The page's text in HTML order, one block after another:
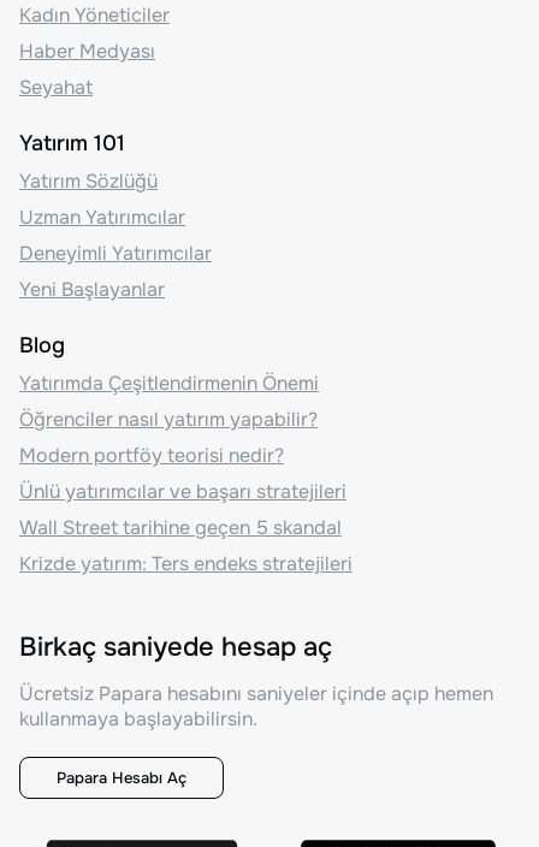
Kadın Yöneticiler
Haber Medyası
Seyahat
Yatırım 101
Yatırım Sözlüğü
Uzman Yatırımcılar
Deneyimli Yatırımcılar
Yeni Başlayanlar
Blog
Yatırımda Çeşitlendirmenin Önemi
Öğrenciler nasıl yatırım yapabilir?
Modern portföy teorisi nedir?
Ünlü yatırımcılar ve başarı stratejileri
Wall Street tarihine geçen 5 skandal
Krizde yatırım: Ters endeks stratejileri
Birkaç saniyede hesap aç
Ücretsiz Papara hesabını saniyeler içinde açıp hemen
kullanmaya başlayabilirsin.
Papara Hesabı Aç